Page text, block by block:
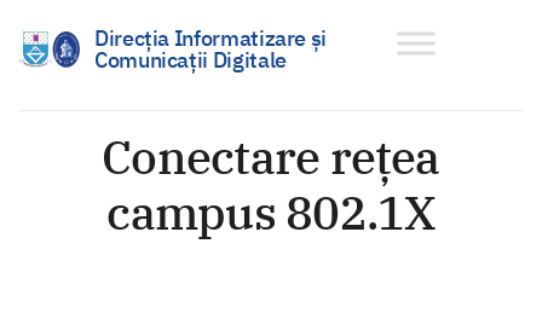
Direcția Informatizare și
Comunicații Digitale
Conectare rețea
campus 802.1X